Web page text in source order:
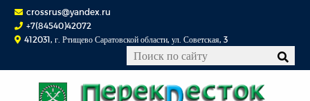
crossrus@yandex.ru
+7(84540)42072
412031, г. Ртищево Саратовской области, ул. Советская, 3